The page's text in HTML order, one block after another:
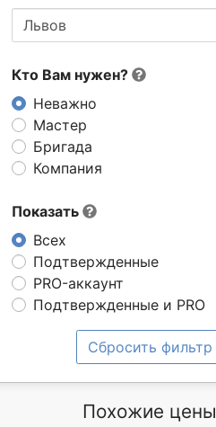
Львов
Кто Вам нужен?
Неважно
Мастер
Бригада
Компания
Показать
Всех
Подтвержденные
PRO-аккаунт
Подтвержденные и PRO
Сбросить фильтр
Похожие цены